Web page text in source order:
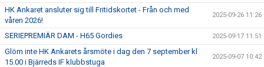
HK Ankaret ansluter sig till Fritidskortet - Från och med
våren 2026!
2025-09-26 11:26
SERIEPREMIÄR DAM - H65 Gordies 2025-09-17 11:51
Glöm inte HK Ankarets årsmöte i dag den 7 september kl
15.00 i Bjärreds IF klubbstuga
2025-09-07 10:42